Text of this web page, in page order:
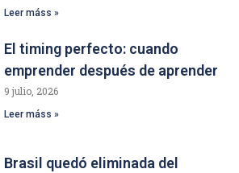
Leer máss »
El timing perfecto: cuando
emprender después de aprender
9 julio, 2026
Leer máss »
Brasil quedó eliminada del